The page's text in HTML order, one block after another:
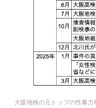
大阪地検の元トップの性暴